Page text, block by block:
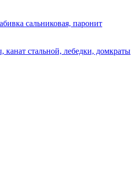
сальниковая, паронит
канат стальной, лебедки, домкраты